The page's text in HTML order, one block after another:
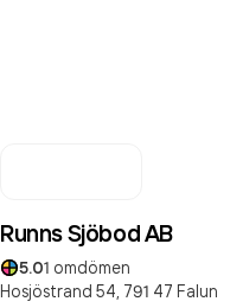
Runns Sjöbod AB
5.01 omdömen
Hosjöstrand 54, 791 47 Falun